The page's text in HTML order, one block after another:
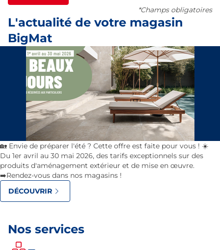
*Champs obligatoires
L'actualité de votre magasin
BigMat
🏡 Envie de préparer l'été ? Cette offre est faite pour vous ! ☀️
Du 1er avril au 30 mai 2026, des tarifs exceptionnels sur des
produits d'aménagement extérieur et de mise en œuvre.
➡️Rendez-vous dans nos magasins !
DÉCOUVRIR
Nos services